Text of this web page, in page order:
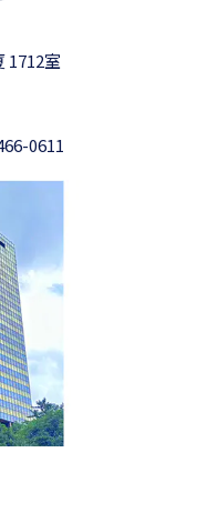
1712室
0611